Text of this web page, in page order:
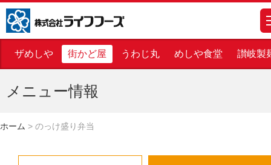
株式会社ライフフーズ
ザめしや 街かど屋 うわじ丸 めしや食堂 讃岐製
メニュー情報
ホーム > のっけ盛り弁当